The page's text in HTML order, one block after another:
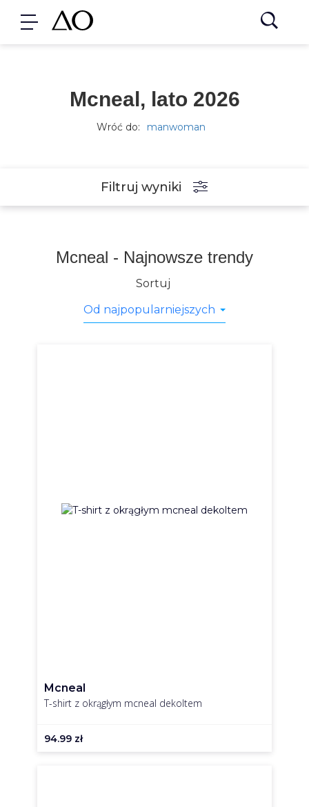
Mcneal, lato 2026
Wróć do: manwoman
Filtruj wyniki
Mcneal - Najnowsze trendy
Sortuj
Od najpopularniejszych
Mcneal
T-shirt z okrągłym mcneal dekoltem
94.99 zł